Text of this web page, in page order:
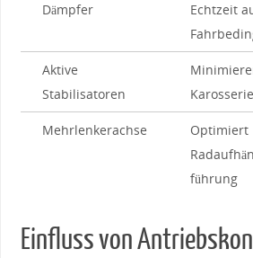
Dämpfer
Echtzeit
Aktive
Stabilisatoren
Mehrlenkerachse
Optimiert
führung
Einfluss von